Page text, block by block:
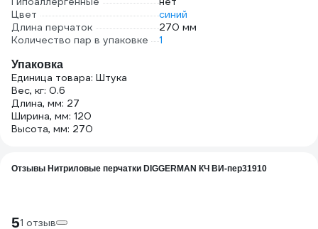
Цвет
синий
Длина перчаток
270 мм
Количество пар в упаковке
1
Упаковка
Единица товара: Штука
Вес, кг: 0.6
Длина, мм: 27
Ширина, мм: 120
Высота, мм: 270
Отзывы Нитриловые перчатки DIGGERMAN КЧ ВИ-пер31910
51 отзыв